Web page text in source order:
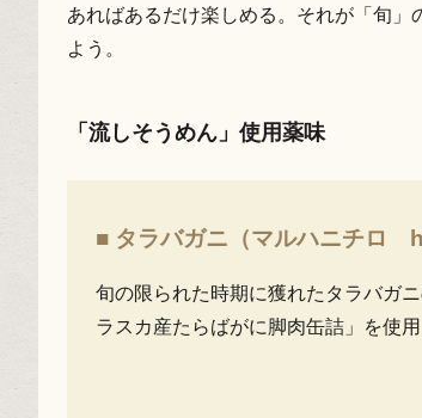
あればあるだけ楽しめる。それが「旬
よう。
「流しそうめん」使用薬味
■ タラバガニ（マルハニチロ
旬の限られた時期に獲れたタラバガ
ラスカ産たらばがに脚肉缶詰」を使用